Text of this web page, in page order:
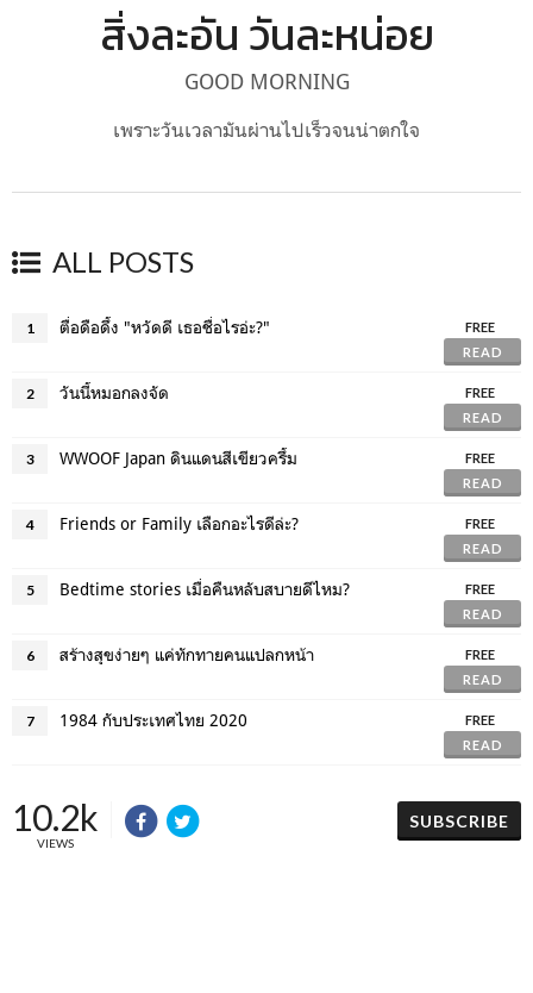
สิ่งละอัน วันละหน่อย
GOOD MORNING
เพราะวันเวลามันผ่านไปเร็วจนน่าตกใจ
ALL POSTS
1 ตื่อดือดึ้ง "หวัดดี เธอชื่อไรอ่ะ?"
FREE
READ
2 วันนี้หมอกลงจัด
FREE
READ
3 WWOOF Japan ดินแดนสีเขียวครึ้ม
FREE
READ
4 Friends or Family เลือกอะไรดีล่ะ?
FREE
READ
5 Bedtime stories เมื่อคืนหลับสบายดีไหม?
FREE
READ
6 สร้างสุขง่ายๆ แค่ทักทายคนแปลกหน้า
FREE
READ
7 1984 กับประเทศไทย 2020
FREE
READ
10.2k
VIEWS
SUBSCRIBE